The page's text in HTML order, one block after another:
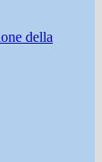
della